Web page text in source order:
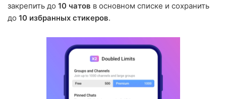
закрепить до 10 чатов в основном списке и сохранить
до 10 избранных стикеров.